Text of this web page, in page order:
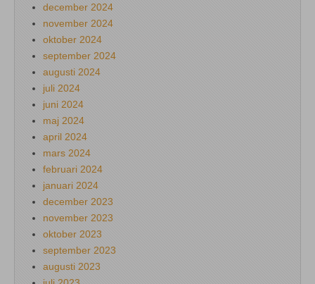
december 2024
november 2024
oktober 2024
september 2024
augusti 2024
juli 2024
juni 2024
maj 2024
april 2024
mars 2024
februari 2024
januari 2024
december 2023
november 2023
oktober 2023
september 2023
augusti 2023